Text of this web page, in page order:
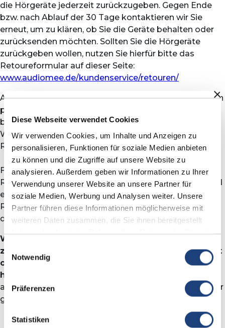
Diese Webseite verwendet Cookies
Wir verwenden Cookies, um Inhalte und Anzeigen zu
personalisieren, Funktionen für soziale Medien anbieten
zu können und die Zugriffe auf unsere Website zu
analysieren. Außerdem geben wir Informationen zu Ihrer
Verwendung unserer Website an unsere Partner für
soziale Medien, Werbung und Analysen weiter. Unsere
Partner führen diese Informationen möglicherweise mit
weiteren Daten zusammen, die Sie ihnen bereitgestellt
Einwilligungsauswahl
Notwendig
Präferenzen
Statistiken
die Hörgeräte jederzeit zurückzugeben. Gegen Ende
bzw. nach Ablauf der 30 Tage kontaktieren wir Sie
erneut, um zu klären, ob Sie die Geräte behalten oder
zurücksenden möchten. Sollten Sie die Hörgeräte
zurückgeben wollen, nutzen Sie hierfür bitte das
Retoureformular auf dieser Seite:
www.audiomee.de/kundenservice/retouren/
Alternativ können Sie Ihren Wunsch zur Rückgabe auch
per E-Mail an uns kommunizieren. Senden Sie hierfür
bitte eine E-Mail mit Ihrem vollständigen Namen,
Wohnadresse und dem Grund Ihrer Hörgeräte-
Rückgabe ankundenservice@audiomee.de .
Für die Rücksendung stellen wir Ihnen ein kostenloses
Rücksendeetikett zur Verfügung, das versichert ist und
einen Track&Trace-Code enthält. Sobald die
Rücksendung bei uns eingegangen ist, verbuchen wir
den Vorgang als Retoure.
Wichtig: Bitte senden Sie keine Hörgeräte an uns
zurück, ohne vorab das Kontaktformular ausgefüllt
oder eine Mail an den Kundenservice gesendet zu
haben.
angepasste Produkte handelt, gibt es hierfür einen klar
geregelten Prozess zur Retoure.